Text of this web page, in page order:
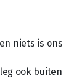
niets is ons
ook buiten